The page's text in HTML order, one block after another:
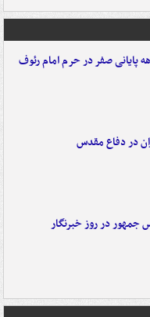
پایانی صفر در حرم امام رئوف
در دفاع مقدس
در روز خبرنگار